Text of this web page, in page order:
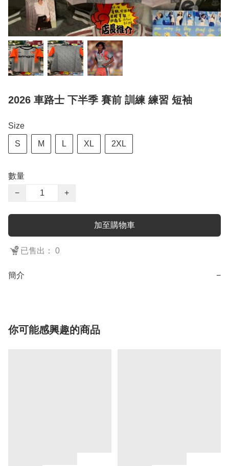
2026 車路士 下半季 賽前 訓練 練習 短袖
Size
S M L XL 2XL
數量
−
+
加至購物車
已售出： 0
簡介 −
你可能感興趣的商品